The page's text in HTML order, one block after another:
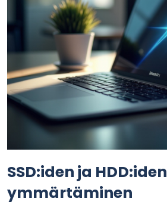
SSD:iden ja HDD:iden
ymmärtäminen